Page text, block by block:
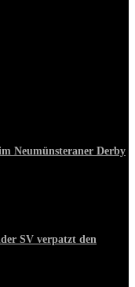
Neumünsteraner Derby
SV verpatzt den